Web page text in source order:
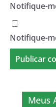
Notifique-
Notifique-
Meus